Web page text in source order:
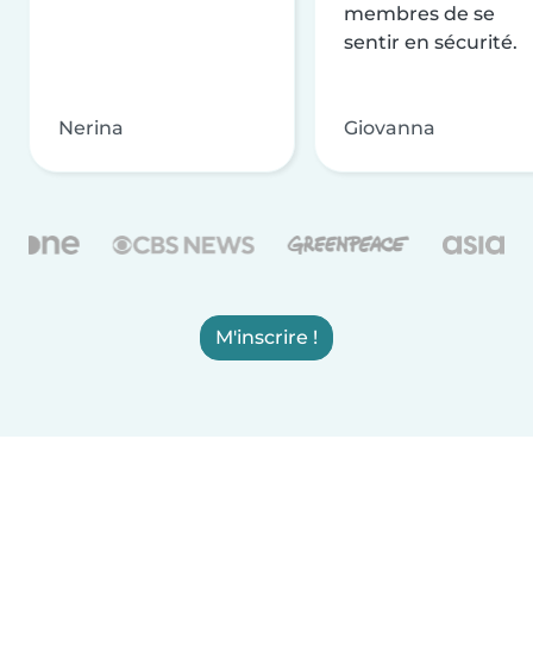
Nerina
membres de se
sentir en sécurité.
Giovanna
M'inscrire !